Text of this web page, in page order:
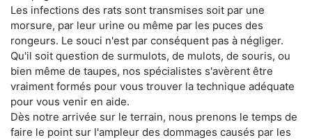
Les infections des rats sont transmises soit par une
morsure, par leur urine ou même par les puces des
rongeurs. Le souci n'est par conséquent pas à négliger.
Qu'il soit question de surmulots, de mulots, de souris, ou
bien même de taupes, nos spécialistes s'avèrent être
vraiment formés pour vous trouver la technique adéquate
pour vous venir en aide.
Dès notre arrivée sur le terrain, nous prenons le temps de
faire le point sur l'ampleur des dommages causés par les